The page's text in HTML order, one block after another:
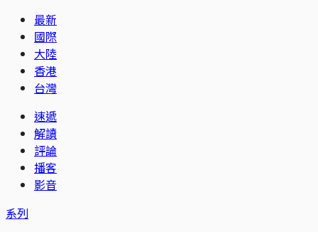
最新
國際
大陸
香港
台灣
速遞
解讀
評論
播客
影音
系列